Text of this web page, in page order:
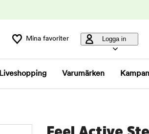
Mina favoriter Logga in
Liveshopping Varumärken